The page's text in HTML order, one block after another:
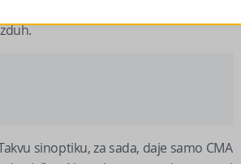
formirajući anticiklonalni blok po
sinoptiku, za sada, daje samo CMA